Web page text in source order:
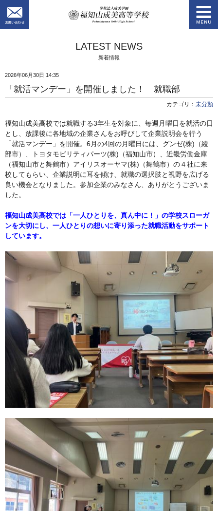
学校法人成美学
LATEST NEWS
新着情報
2026年06月30日 14:35
「就活マンデー」を開催しました！ 就職部
カテゴリ： 未分類
福知山成美高校では就職する3年生を対象に、毎週月曜日を就活の日
とし、放課後に各地域の企業さんをお呼びして企業説明会を行う
「就活マンデー」を開催。6月の4回の月曜日には、グンゼ(株)（綾
部市）、トヨタモビリティパーツ(株)（福知山市）、近畿労働金庫
（福知山市と舞鶴市）アイリスオーヤマ(株)（舞鶴市）の４社に来
校してもらい、企業説明に耳を傾け、就職の選択肢と視野を広げる
良い機会となりました。参加企業のみなさん、ありがとうございま
した。
福知山成美高校では「一人ひとりを、真ん中に！」の学校スローガ
ンを大切にし、一人ひとりの想いに寄り添った就職活動をサポート
しています。